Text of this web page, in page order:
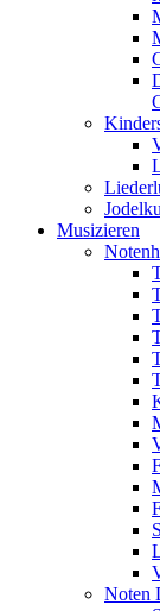
Musizieren
Noten